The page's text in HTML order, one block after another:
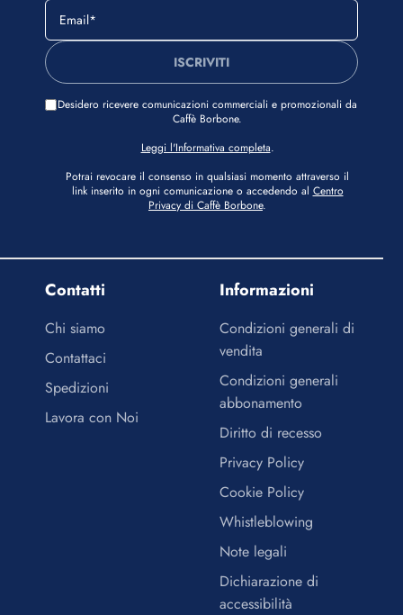
ISCRIVITI
Desidero ricevere comunicazioni commerciali e promozionali da
Caffè Borbone.
Leggi l'Informativa completa.
Potrai revocare il consenso in qualsiasi momento attraverso il
link inserito in ogni comunicazione o accedendo al Centro
Privacy di Caffè Borbone.
Contatti
Chi siamo
Contattaci
Spedizioni
Lavora con Noi
Informazioni
Condizioni generali di
vendita
Condizioni generali
abbonamento
Diritto di recesso
Privacy Policy
Cookie Policy
Whistleblowing
Note legali
Dichiarazione di
accessibilità